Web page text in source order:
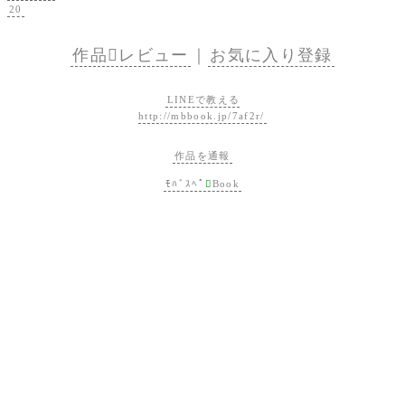
20
作品レビュー お気に入り登録
LINEで教える
http://mbbook.jp/7af2r/
作品を通報
ﾓﾊﾞｽﾍﾟ  Book